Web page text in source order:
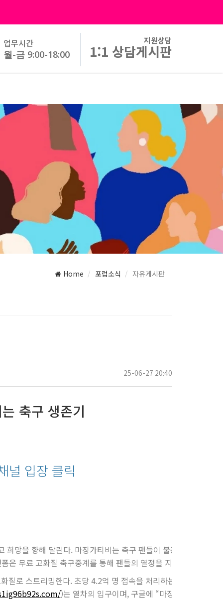
업무시간
월-금 9:00-18:00
지원상담
1:1 상담게시판
Home 포럼소식 자유게시판
25-06-27 20:40
축구 생존기
널 입장 클릭
망을 향해 달린다. 마징가티비는 축구 팬들이 불공정한 스트
무료 고화질 축구중계를 통해 팬들의 열정을 지키며, 생존의
로 스트리밍한다. 초당 4.2억 명 접속을 처리하는 서버, 75개
)는 열차의 입구이며, 구글에 “마징가tv.com”